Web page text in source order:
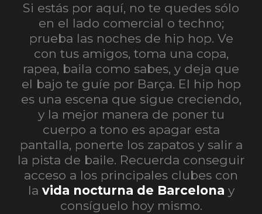
Si estás por aquí, no te quedes sólo
en el lado comercial o techno;
prueba las noches de hip hop. Ve
con tus amigos, toma una copa,
rapea, baila como sabes, y deja que
el bajo te guíe por Barça. El hip hop
es una escena que sigue creciendo,
y la mejor manera de poner tu
cuerpo a tono es apagar esta
pantalla, ponerte los zapatos y salir a
la pista de baile. Recuerda conseguir
acceso a los principales clubes con
la vida nocturna de Barcelona y
consíguelo hoy mismo.